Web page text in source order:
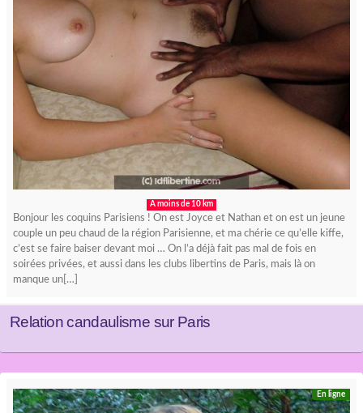
A moins de 10 km
Bonjour les coquins Parisiens ! On est Joyce et Nathan et on est un jeune
couple un peu chaud de la région Parisienne, et ma chérie ce qu’elle kiffe,
c’est se faire baiser devant moi … On l’a déjà fait pas mal de fois en
soirées privées, et aussi dans les clubs libertins de Paris, mais là on
manque un[…]
Relation candaulisme sur Paris
En ligne